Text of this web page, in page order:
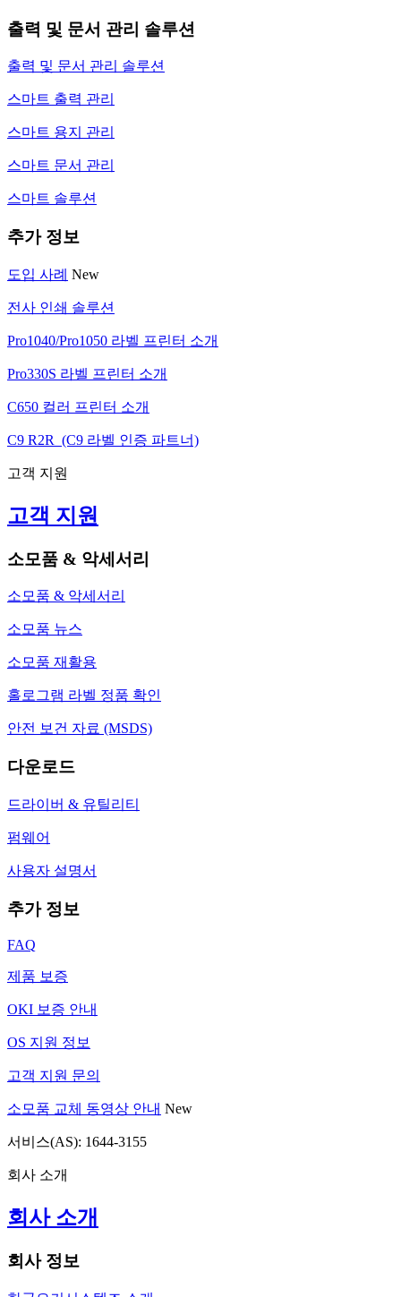
출력 및 문서 관리 솔루션
출력 및 문서 관리 솔루션
스마트 출력 관리
스마트 용지 관리
스마트 문서 관리
스마트 솔루션
추가 정보
도입 사례 New
전사 인쇄 솔루션
Pro1040/Pro1050 라벨 프린터 소개
Pro330S 라벨 프린터 소개
C650 컬러 프린터 소개
C9 R2R (C9 라벨 인증 파트너)
고객 지원
고객 지원
소모품 & 악세서리
소모품 & 악세서리
소모품 뉴스
소모품 재활용
홀로그램 라벨 정품 확인
안전 보건 자료 (MSDS)
다운로드
드라이버 & 유틸리티
펌웨어
사용자 설명서
추가 정보
FAQ
제품 보증
OKI 보증 안내
OS 지원 정보
고객 지원 문의
소모품 교체 동영상 안내 New
서비스(AS): 1644-3155
회사 소개
회사 소개
회사 정보